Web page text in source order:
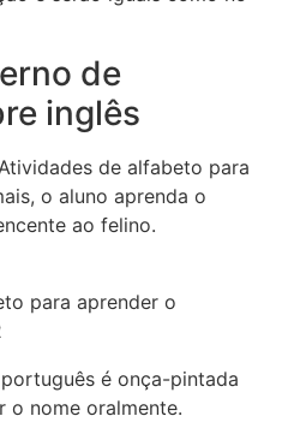
de
inglês
de alfabeto para
o aluno aprenda o
ao felino.
para aprender o
é onça-pintada
o nome oralmente.